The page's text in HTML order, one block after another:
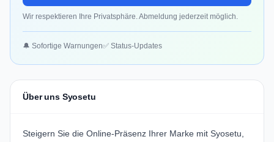
Wir respektieren Ihre Privatsphäre. Abmeldung jederzeit möglich.
🔔 Sofortige Warnungen✅ Status-Updates
Über uns Syosetu
Steigern Sie die Online-Präsenz Ihrer Marke mit Syosetu,